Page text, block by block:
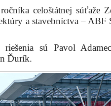
celoštátnej súťaže
a stavebníctva – ABF
riešenia sú Pavol
Ďurík.